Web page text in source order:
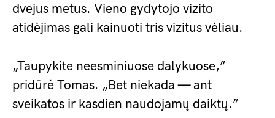
dvejus metus. Vieno gydytojo vizito
atidėjimas gali kainuoti tris vizitus vėliau.
„Taupykite neesminiuose dalykuose,”
pridūrė Tomas. „Bet niekada — ant
sveikatos ir kasdien naudojamų daiktų.”